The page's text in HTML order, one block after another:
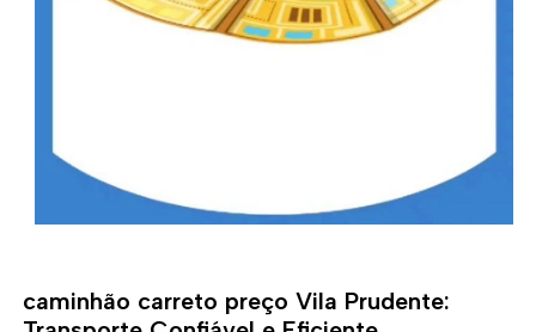
caminhão carreto preço Vila Prudente: